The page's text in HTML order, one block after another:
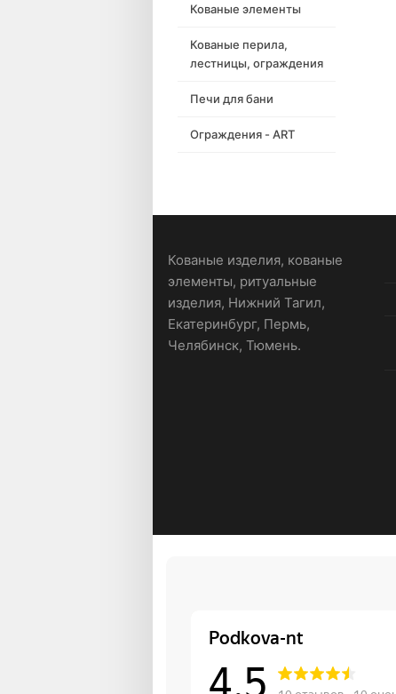
Кованые элементы
Кованые перила,
лестницы, ограждения
Печи для бани
Ограждения - ART
Кованые изделия, кованые
элементы, ритуальные
изделия, Нижний Тагил,
Екатеринбург, Пермь,
Челябинск, Тюмень.